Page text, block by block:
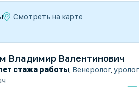
Смотреть на карте
Владимир Валентинович
стажа работы, Венеролог,уролог